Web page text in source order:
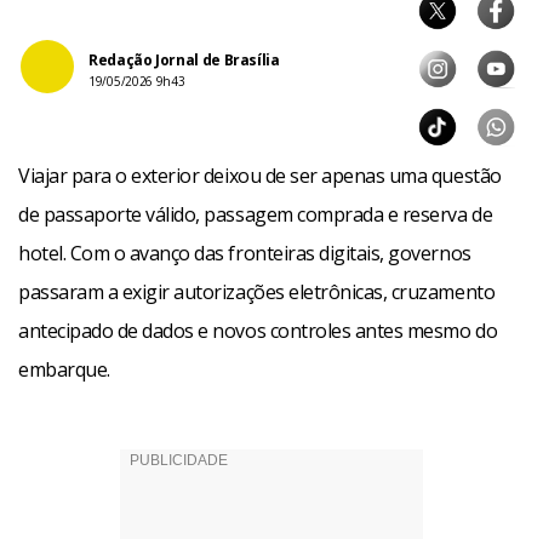
Redação Jornal de Brasília
19/05/2026 9h43
Viajar para o exterior deixou de ser apenas uma questão
de passaporte válido, passagem comprada e reserva de
hotel. Com o avanço das fronteiras digitais, governos
passaram a exigir autorizações eletrônicas, cruzamento
antecipado de dados e novos controles antes mesmo do
embarque.